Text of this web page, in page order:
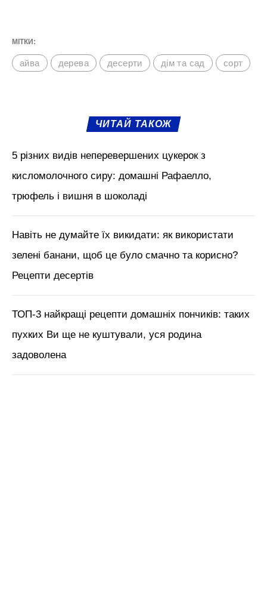
МІТКИ:
айва дерева десерти дім та сад сорт
ЧИТАЙ ТАКОЖ
5 різних видів неперевершених цукерок з
кисломолочного сиру: домашні Рафаелло,
трюфель і вишня в шоколаді
Навіть не думайте їх викидати: як використати
зелені банани, щоб це було смачно та корисно?
Рецепти десертів
ТОП-3 найкращі рецепти домашніх пончиків: таких
пухких Ви ще не куштували, уся родина
задоволена